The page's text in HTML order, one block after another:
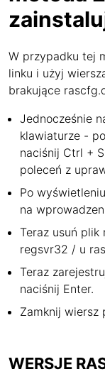
W przypadku tej
linku i użyj
brakujące
Jednocześnie
klawiaturze -
naciśnij Ctrl +
poleceń z
Po
na
Teraz usuń
regsvr32 / u
Teraz
naciśnij Enter.
Zamknij wiersz
WERSJE